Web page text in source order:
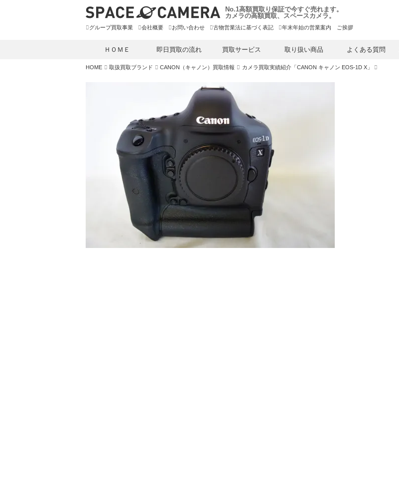
キ
プ
No.1高額買取り保証で今すぐ売れます。
カメラの高額買取、スペースカメラ。
グループ買取事業 会社概要 お問い合わせ 古物営業法に基づく表記 年末年始の営業案内 ご挨拶
ＨＯＭＥ 即日買取の流れ 買取サービス 取り扱い商品 よくある質問
HOME 取扱買取ブランド CANON（キャノン）買取情報 カメラ買取実績紹介「CANON キャノン EOS-1D X」